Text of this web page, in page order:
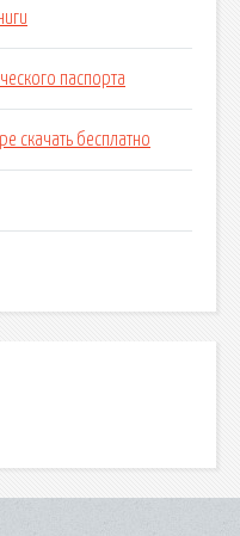
паспорта
скачать бесплатно